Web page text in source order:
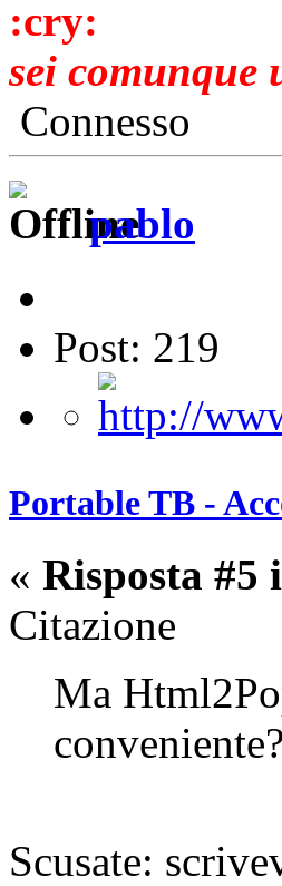
sei
Connesso
pablo
Post: 219
Portable TB -
« Risposta #5
Citazione
Ma
conveniente?
Scusate: